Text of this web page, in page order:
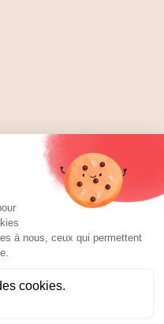
et les gourmets
qualité au meilleur
des particuliers, que vous
avons sans doute ce
que vous ne soupçonniez
la vente en ligne